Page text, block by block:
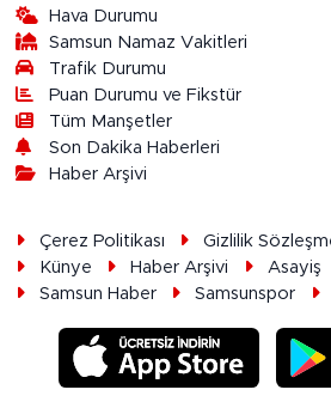
Hava Durumu
Samsun Namaz Vakitleri
Trafik Durumu
Puan Durumu ve Fikstür
Tüm Manşetler
Son Dakika Haberleri
Haber Arşivi
Çerez Politikası Gizlilik
Künye
Haber Arşivi Asayiş
Samsun Haber
Samsunspor